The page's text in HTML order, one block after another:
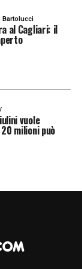
verso
Bartolucci
al Cagliari: il
vuole
milioni può